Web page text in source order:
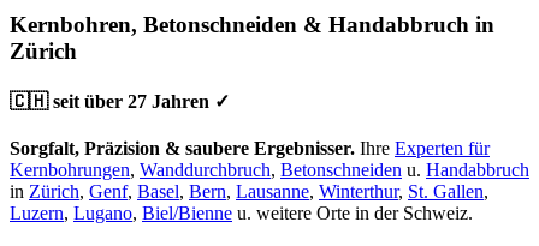
Kernbohren, Betonschneiden & Handabbruch in
Zürich
🇨🇭 seit über 27 Jahren ✓
Sorgfalt, Präzision & saubere Ergebnisser. Ihre Experten für
Kernbohrungen, Wanddurchbruch, Betonschneiden u. Handabbruch
in Zürich, Genf, Basel, Bern, Lausanne, Winterthur, St. Gallen,
Luzern, Lugano, Biel/Bienne u. weitere Orte in der Schweiz.